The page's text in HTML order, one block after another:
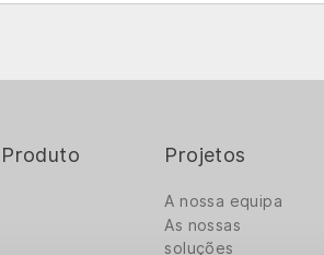
Produto Projetos
A nossa equipa
As nossas
soluções